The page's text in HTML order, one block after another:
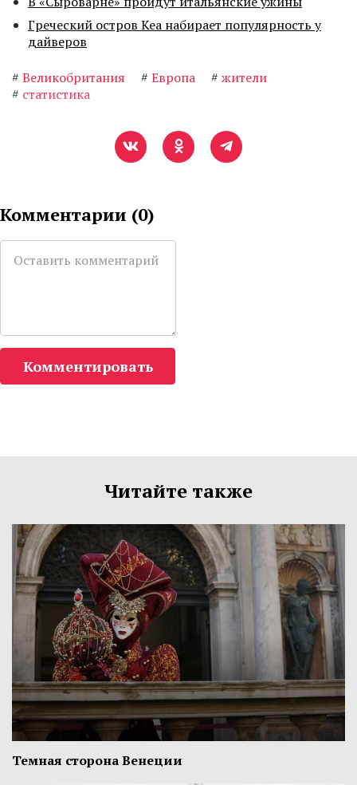
Греческий остров Кеа набирает популярность у
дайверов
# Великобритания # Европа # жители
# статистика
Комментарии (0)
Комментировать
Читайте также
Темная сторона Венеции